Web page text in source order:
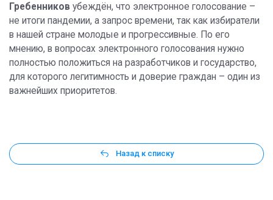
Гребенников убеждён, что электронное голосование –
не итоги пандемии, а запрос времени, так как избиратели
в нашей стране молодые и прогрессивные. По его
мнению, в вопросах электронного голосования нужно
полностью положиться на разработчиков и государство,
для которого легитимность и доверие граждан – один из
важнейших приоритетов.
Назад к списку